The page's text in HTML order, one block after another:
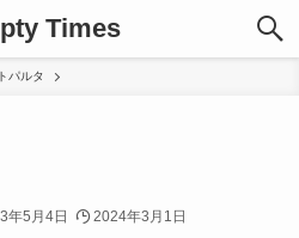
Times
パルタ
年5月4日 2024年3月1日